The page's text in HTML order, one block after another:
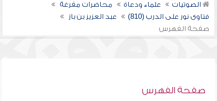
الصوتيات علماء ودعاة
محاضرات مفرغة
فتاوى نور على الدرب (810)
عبد العزيز بن باز
صفحة الفهرس
صفحة الفهرس